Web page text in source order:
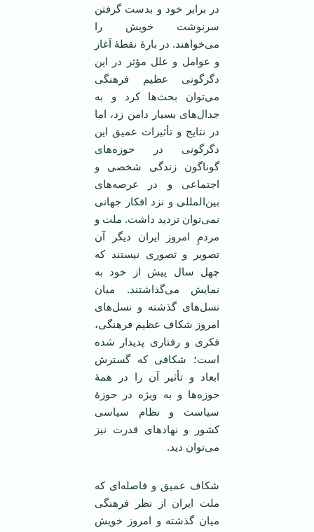
در برابر خود و بدست گرفتن
سرنوشت خویش را
می‌خواهند. در بارۀ نقطۀ آغاز
و عوامل و علل مؤثر در این
دگرگونی عظیم فرهنگی
می‌توان بحث‌‌ها کرد و به
جدال‌های بسیار دامن زد، اما
در نتایج و تأثیرات عمیق این
دگرگونی در حوزه‌های
گوناگون زندگی شخصی و
اجتماعی و در عرصه‌های
بین‌المللی و نزد افکار جهانی
نمی‌توان تردید داشت. ملت و
مردمِ امروز ایران دیگر آن
تصویر و تصوری نیستند که
چهل سال پیش از خود به
نمایش می‌گذاشتند. میان
نسل‌های گذشته و نسل‌های
امروز شکاف عظیم فرهنگی،
فکری و رفتاری پدیدار شده
است؛ شکافی که گسترش
ابعاد و تأثیر آن را در همۀ
حوزه‌ها و به ویژه در حوزۀ
سیاست و نظام سیاسی
کشور و نهادهای قدرت نیز
می‌توان دید.
شکاف عمیق و فاصله‌ای که
ملت ایران از نظر فرهنگی
میان گذشته و امروز خویش